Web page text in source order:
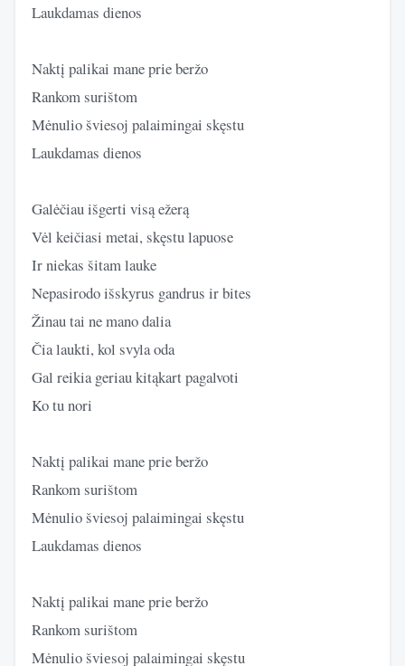
Laukdamas dienos
Naktį palikai mane prie beržo
Rankom surištom
Mėnulio šviesoj palaimingai skęstu
Laukdamas dienos
Galėčiau išgerti visą ežerą
Vėl keičiasi metai, skęstu lapuose
Ir niekas šitam lauke
Nepasirodo išskyrus gandrus ir bites
Žinau tai ne mano dalia
Čia laukti, kol svyla oda
Gal reikia geriau kitąkart pagalvoti
Ko tu nori
Naktį palikai mane prie beržo
Rankom surištom
Mėnulio šviesoj palaimingai skęstu
Laukdamas dienos
Naktį palikai mane prie beržo
Rankom surištom
Mėnulio šviеsoj palaimingai skęstu